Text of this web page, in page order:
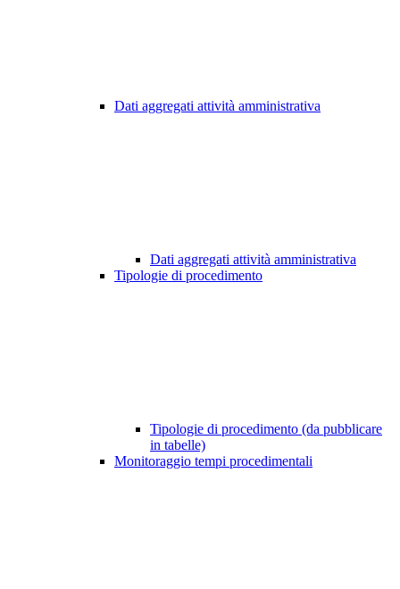
Dati aggregati attività amministrativa
Dati aggregati attività amministrativa
Tipologie di procedimento
Tipologie di procedimento (da pubblicare
in tabelle)
Monitoraggio tempi procedimentali